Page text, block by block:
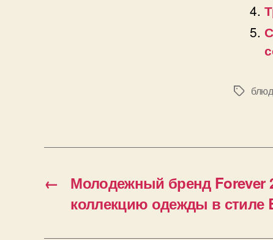
←
Молодежный бренд Forever
коллекцию одежды в стиле